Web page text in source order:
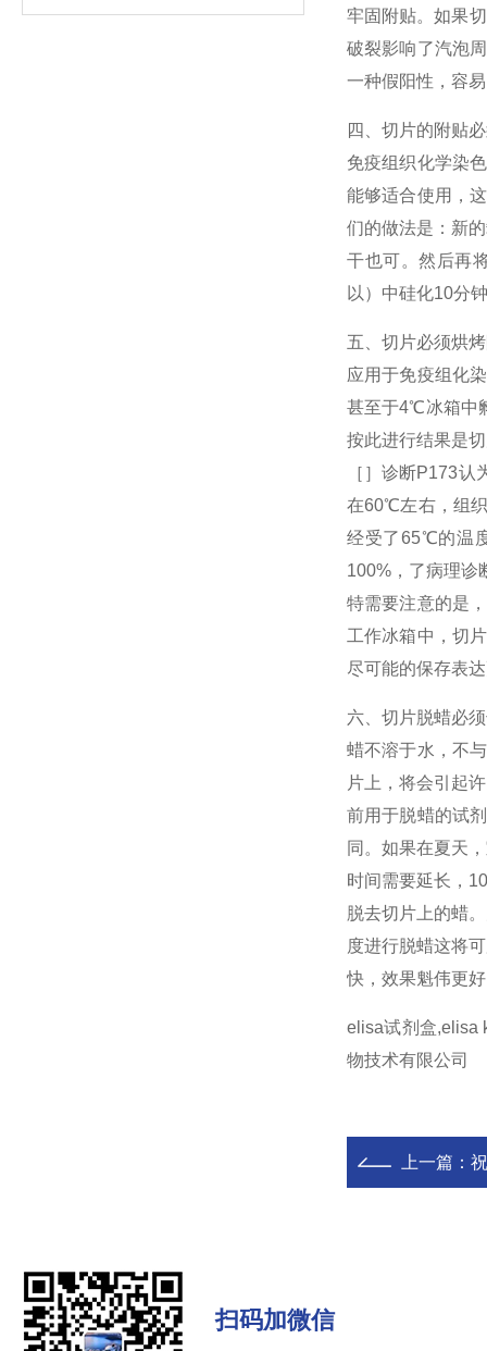
牢固附贴。如果
破裂影响了汽泡
一种假阳性，容
四、切片的附贴
免疫组织化学染
能够适合使用，
们的做法是：新
干也可。然后再
以）中硅化10分
五、切片必须烘
应用于免疫组化
甚至于4℃冰箱中
按此进行结果是
［］诊断P173
在60℃左右，组
经受了65℃的温
100%，了病理诊
特需要注意的是
工作冰箱中，切
尽可能的保存表
六、切片脱蜡必
蜡不溶于水，不
片上，将会引起
前用于脱蜡的试
同。如果在夏天
时间需要延长，
脱去切片上的蜡
度进行脱蜡这将
快，效果魁伟更好
elisa试剂盒,elisa
物技术有限公司
上一篇：
扫码加微信